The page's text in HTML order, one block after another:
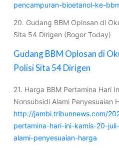
pencampuran-bioetanol-ke-
20. Gudang BBM Oplosan di
Sita 54 Dirigen (Bogor Today)
Gudang BBM Oplosan di
Polisi Sita 54 Dirigen
21. Harga BBM Pertamina Hari
Nonsubsidi Alami Penyesuaian
http://jambi.tribunnews.com/
pertamina-hari-ini-kamis-20-
alami-penyesuaian-harga